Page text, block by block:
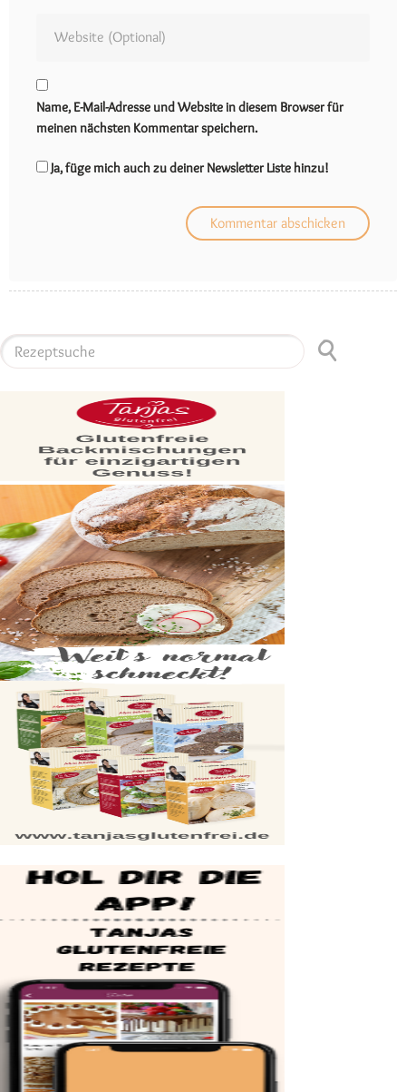
Name, E-Mail-Adresse und Website in diesem Browser für
meinen nächsten Kommentar speichern.
Ja, füge mich auch zu deiner Newsletter Liste hinzu!